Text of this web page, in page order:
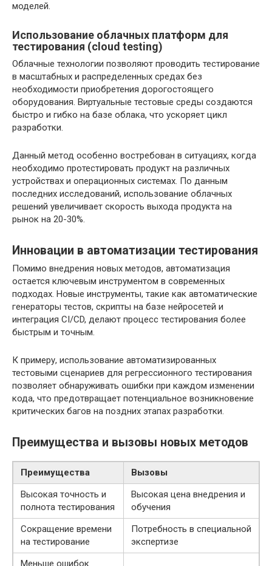
моделей.
Использование облачных платформ для
тестирования (cloud testing)
Облачные технологии позволяют проводить тестирование
в масштабных и распределенных средах без
необходимости приобретения дорогостоящего
оборудования. Виртуальные тестовые среды создаются
быстро и гибко на базе облака, что ускоряет цикл
разработки.
Данный метод особенно востребован в ситуациях, когда
необходимо протестировать продукт на различных
устройствах и операционных системах. По данным
последних исследований, использование облачных
решений увеличивает скорость выхода продукта на
рынок на 20-30%.
Инновации в автоматизации тестирования
Помимо внедрения новых методов, автоматизация
остается ключевым инструментом в современных
подходах. Новые инструменты, такие как автоматические
генераторы тестов, скрипты на базе нейросетей и
интеграция CI/CD, делают процесс тестирования более
быстрым и точным.
К примеру, использование автоматизированных
тестовыми сценариев для регрессионного тестирования
позволяет обнаруживать ошибки при каждом изменении
кода, что предотвращает потенциальное возникновение
критических багов на поздних этапах разработки.
Преимущества и вызовы новых методов
Преимущества
Вызовы
Высокая точность и
полнота тестирования
Высокая цена внедрения и
обучения
Сокращение времени
на тестирование
Потребность в специальной
экспертизе
Меньше ошибок